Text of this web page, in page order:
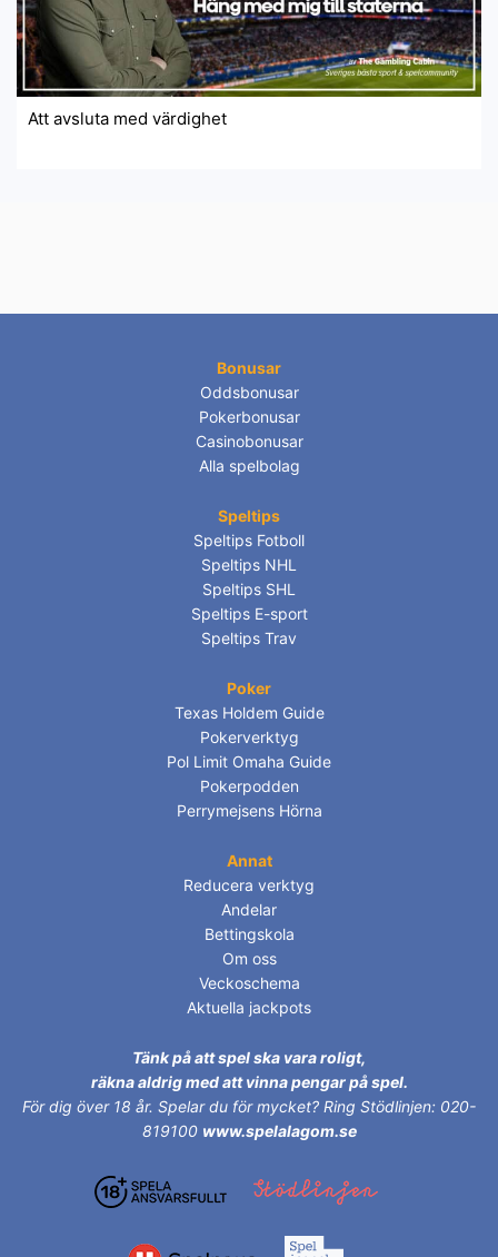
Att avsluta med värdighet
Bonusar
Oddsbonusar
Pokerbonusar
Casinobonusar
Alla spelbolag
Speltips
Speltips Fotboll
Speltips NHL
Speltips SHL
Speltips E-sport
Speltips Trav
Poker
Texas Holdem Guide
Pokerverktyg
Pol Limit Omaha Guide
Pokerpodden
Perrymejsens Hörna
Annat
Reducera verktyg
Andelar
Bettingskola
Om oss
Veckoschema
Aktuella jackpots
Tänk på att spel ska vara roligt,
räkna aldrig med att vinna pengar på spel.
För dig över 18 år. Spelar du för mycket? Ring Stödlinjen: 020-
819100 www.spelalagom.se